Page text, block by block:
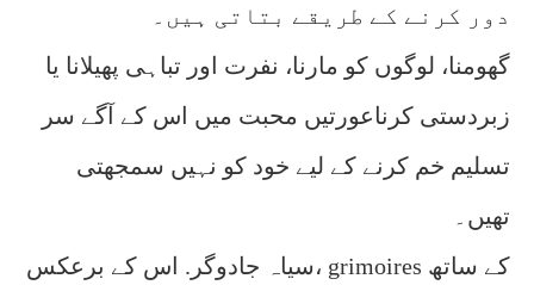
دور کرنے کے طریقے بتاتی ہیں۔
گھومنا، لوگوں کو مارنا، نفرت اور تباہی پھیلانا یا
زبردستی کرناعورتیں محبت میں اس کے آگے سر
تسلیم خم کرنے کے لیے خود کو نہیں سمجھتی
تھیں۔
سیاہ جادوگر. اس کے برعکس، grimoires کے ساتھ